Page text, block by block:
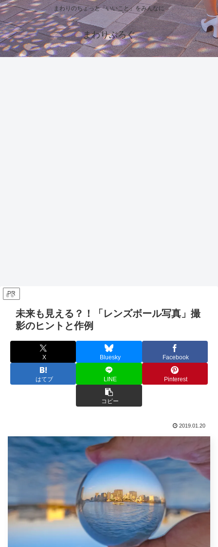
まわりのちょっと「いいこと」をみんなに
まわりぶろぐ
PR
未来も見える？！「レンズボール写真」撮
影のヒントと作例
X Bluesky Facebook
はてブ LINE Pinterest
コピー
2019.01.20